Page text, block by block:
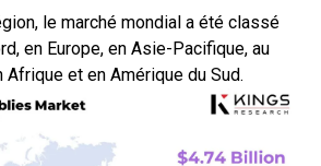
le marché mondial a été classé
en Europe, en Asie-Pacifique, au
et en Amérique du Sud.